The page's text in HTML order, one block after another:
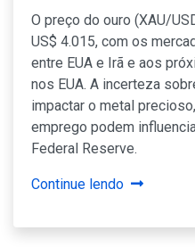
O preço do ouro (XAU/
US$ 4.015, com os
entre EUA e Irã e aos
nos EUA. A incerteza
impactar o metal
emprego podem
Federal Reserve.
Continue lendo